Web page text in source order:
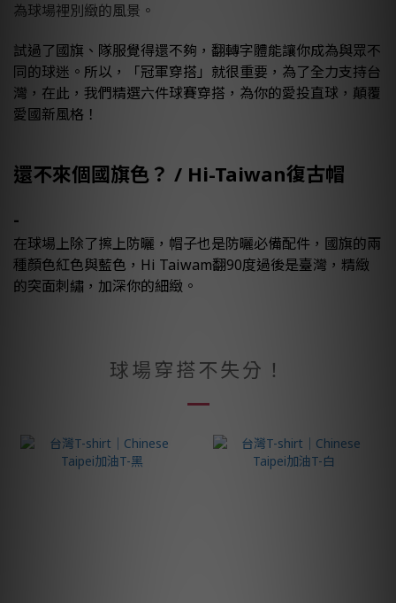
為球場裡別緻的風景。
試過了國旗、隊服覺得還不夠，翻轉字體能讓你成為與眾不
同的球迷。所以，「冠軍穿搭」就很重要，為了全力支持台
灣，在此，我們精選六件球賽穿搭，為你的愛投直球，顛覆
愛國新風格！
還不來個國旗色？ / Hi-Taiwan復古帽
-
在球場上除了擦上防曬，帽子也是防曬必備配件，國旗的兩
種顏色紅色與藍色，Hi Taiwam翻90度過後是臺灣，精緻
的突面刺繡，加深你的細緻。
球場穿搭不失分！